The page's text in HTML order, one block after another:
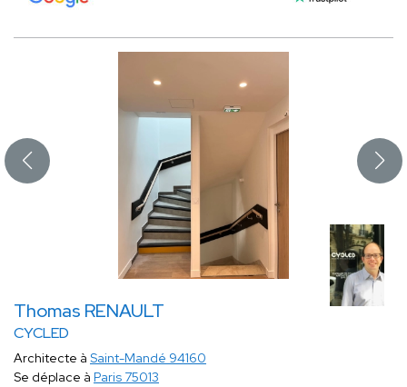
Thomas RENAULT
CYCLED
Architecte à Saint-Mandé 94160
Se déplace à Paris 75013